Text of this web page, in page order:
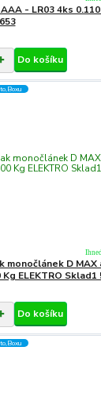
- LR03 4ks
Do košíku
monočlánek D MAX
ELEKTRO Sklad1
Do košíku